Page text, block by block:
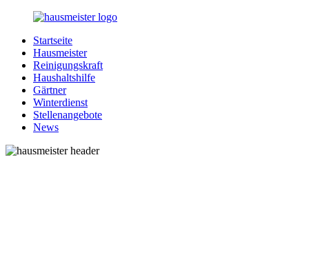
Zurück
Inhalt
Hausmeister.de
Alles
rund
Ihren
Haushalt
Startseite
Hausmeister
Reinigungskraft
Haushaltshilfe
Gärtner
Winterdienst
Stellenangebote
News